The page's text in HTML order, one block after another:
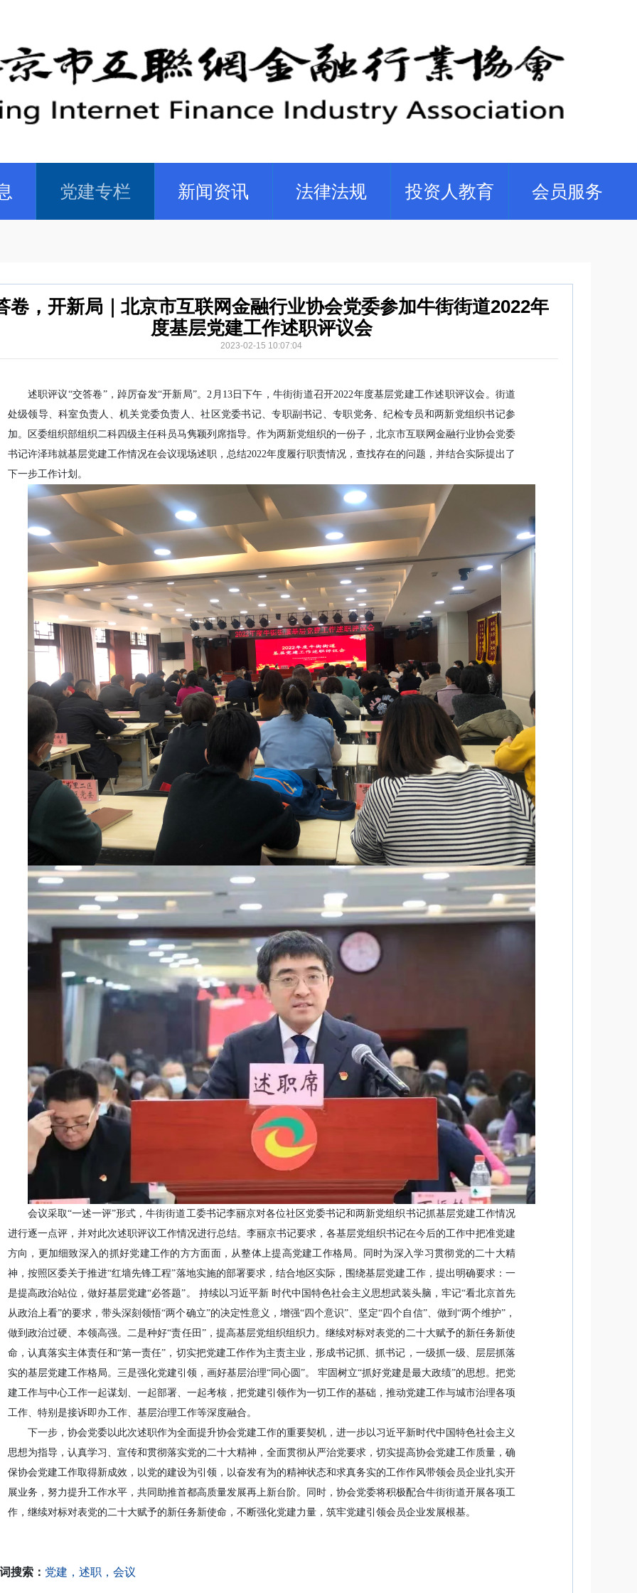
党建专栏 新闻资讯 法律法规 投资人教育 会员服务
卷，开新局｜北京市互联网金融行业协会党委参加牛街街道2022年
度基层党建工作述职评议会
2023-02-15 10:07:04
述职评议“交答卷”，踔厉奋发“开新局”。2月13日下午，牛街街道召开2022年度基层党建工作述职评议会。街道
处级领导、科室负责人、机关党委负责人、社区党委书记、专职副书记、专职党务、纪检专员和两新党组织书记参
加。区委组织部组织二科四级主任科员马隽颖列席指导。作为两新党组织的一份子，北京市互联网金融行业协会党委
书记许泽玮就基层党建工作情况在会议现场述职，总结2022年度履行职责情况，查找存在的问题，并结合实际提出了
下一步工作计划。
会议采取“一述一评”形式，牛街街道工委书记李丽京对各位社区党委书记和两新党组织书记抓基层党建工作情况
进行逐一点评，并对此次述职评议工作情况进行总结。李丽京书记要求，各基层党组织书记在今后的工作中把准党建
方向，更加细致深入的抓好党建工作的方方面面，从整体上提高党建工作格局。同时为深入学习贯彻党的二十大精
神，按照区委关于推进“红墙先锋工程”落地实施的部署要求，结合地区实际，围绕基层党建工作，提出明确要求：一
是提高政治站位，做好基层党建“必答题”。 持续以习近平新 时代中国特色社会主义思想武装头脑，牢记“看北京首先
从政治上看”的要求，带头深刻领悟“两个确立”的决定性意义，增强“四个意识”、坚定“四个自信”、做到“两个维护”，
做到政治过硬、本领高强。二是种好“责任田”，提高基层党组织组织力。继续对标对表党的二十大赋予的新任务新使
命，认真落实主体责任和“第一责任”，切实把党建工作作为主责主业，形成书记抓、抓书记，一级抓一级、层层抓落
实的基层党建工作格局。三是强化党建引领，画好基层治理“同心圆”。 牢固树立“抓好党建是最大政绩”的思想。把党
建工作与中心工作一起谋划、一起部署、一起考核，把党建引领作为一切工作的基础，推动党建工作与城市治理各项
工作、特别是接诉即办工作、基层治理工作等深度融合。
下一步，协会党委以此次述职作为全面提升协会党建工作的重要契机，进一步以习近平新时代中国特色社会主义
思想为指导，认真学习、宣传和贯彻落实党的二十大精神，全面贯彻从严治党要求，切实提高协会党建工作质量，确
保协会党建工作取得新成效，以党的建设为引领，以奋发有为的精神状态和求真务实的工作作风带领会员企业扎实开
展业务，努力提升工作水平，共同助推首都高质量发展再上新台阶。同时，协会党委将积极配合牛街街道开展各项工
作，继续对标对表党的二十大赋予的新任务新使命，不断强化党建力量，筑牢党建引领会员企业发展根基。
搜索： 党建，述职，会议